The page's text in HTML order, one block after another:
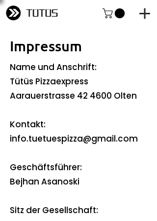
Impressum
Name und Anschrift:
Tütüs Pizzaexpress
Aarauerstrasse 42 4600 Olten
Kontakt:
info.tuetuespizza@gmail.com
Geschäftsführer:
Bejhan Asanoski
Sitz der Gesellschaft: